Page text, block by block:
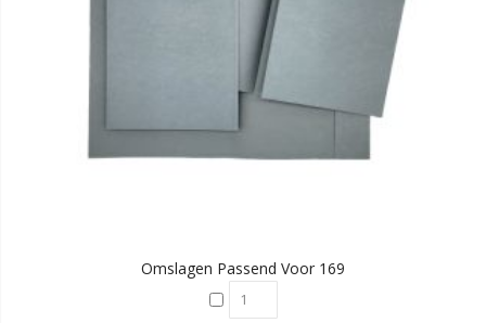
Omslagen Passend Voor 169